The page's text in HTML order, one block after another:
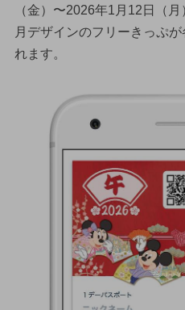
（金）〜2026年1月12日（
月デザインのフリーきっぷ
れます。